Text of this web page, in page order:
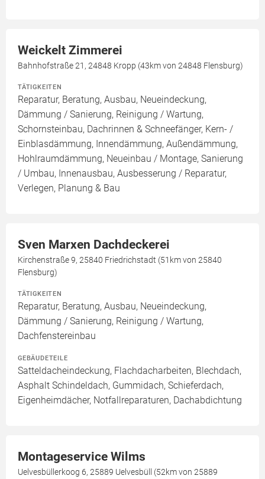
Weickelt Zimmerei
Bahnhofstraße 21, 24848 Kropp (43km von 24848 Flensburg)
TÄTIGKEITEN
Reparatur, Beratung, Ausbau, Neueindeckung,
Dämmung / Sanierung, Reinigung / Wartung,
Schornsteinbau, Dachrinnen & Schneefänger, Kern- /
Einblasdämmung, Innendämmung, Außendämmung,
Hohlraumdämmung, Neueinbau / Montage, Sanierung
/ Umbau, Innenausbau, Ausbesserung / Reparatur,
Verlegen, Planung & Bau
Sven Marxen Dachdeckerei
Kirchenstraße 9, 25840 Friedrichstadt (51km von 25840
Flensburg)
TÄTIGKEITEN
Reparatur, Beratung, Ausbau, Neueindeckung,
Dämmung / Sanierung, Reinigung / Wartung,
Dachfenstereinbau
GEBÄUDETEILE
Satteldacheindeckung, Flachdacharbeiten, Blechdach,
Asphalt Schindeldach, Gummidach, Schieferdach,
Eigenheimdächer, Notfallreparaturen, Dachabdichtung
Montageservice Wilms
Uelvesbüllerkoog 6, 25889 Uelvesbüll (52km von 25889